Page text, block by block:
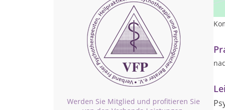
Werden Sie Mitglied und profitieren Sie